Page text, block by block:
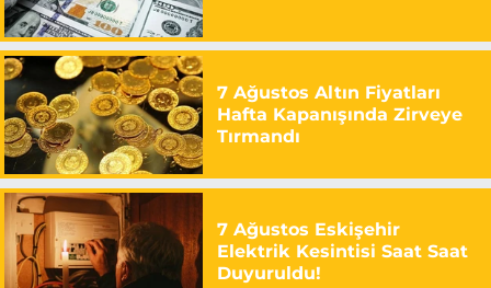
7 Ağustos Altın Fiyatları
Hafta Kapanışında Zirveye
Tırmandı
7 Ağustos Eskişehir
Elektrik Kesintisi Saat Saat
Duyuruldu!